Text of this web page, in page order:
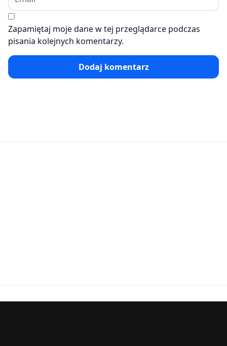
Zapamiętaj moje dane w tej przeglądarce podczas
pisania kolejnych komentarzy.
Dodaj komentarz